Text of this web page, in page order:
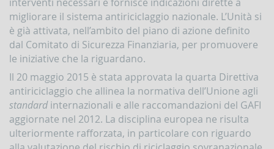
profili
di
anomalia
Criteri
per
la
gestione
delle
comunicazioni
rivolte
alla
UIF
migliorare il sistema antiriciclaggio nazionale. L’Unità si
è già attivata, nell’ambito del piano di azione definito
dal Comitato di Sicurezza Finanziaria, per promuovere
le iniziative che la riguardano.
Il 20 maggio 2015 è stata approvata la quarta Direttiva
antiriciclaggio che allinea la normativa dell’Unione agli
standardinternazionali e alle raccomandazioni del GAFI
aggiornate nel 2012. La disciplina europea ne risulta
ulteriormente rafforzata, in particolare con riguardo